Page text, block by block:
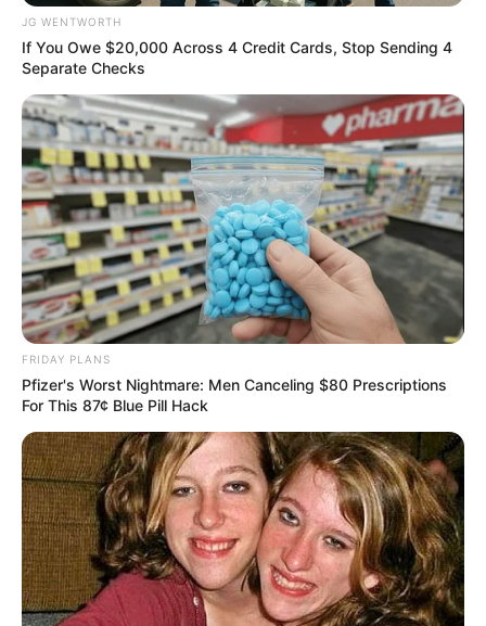
The 10 Most Stunning Women From Lebanon -
Who Is Your Favorite?
BRAINBERRIES
JG WENTWORTH
If You Owe $20,000 Across 4 Credit Cards, Stop Sending 4
Separate Checks
FRIDAY PLANS
Pfizer's Worst Nightmare: Men Canceling $80 Prescriptions
For This 87¢ Blue Pill Hack